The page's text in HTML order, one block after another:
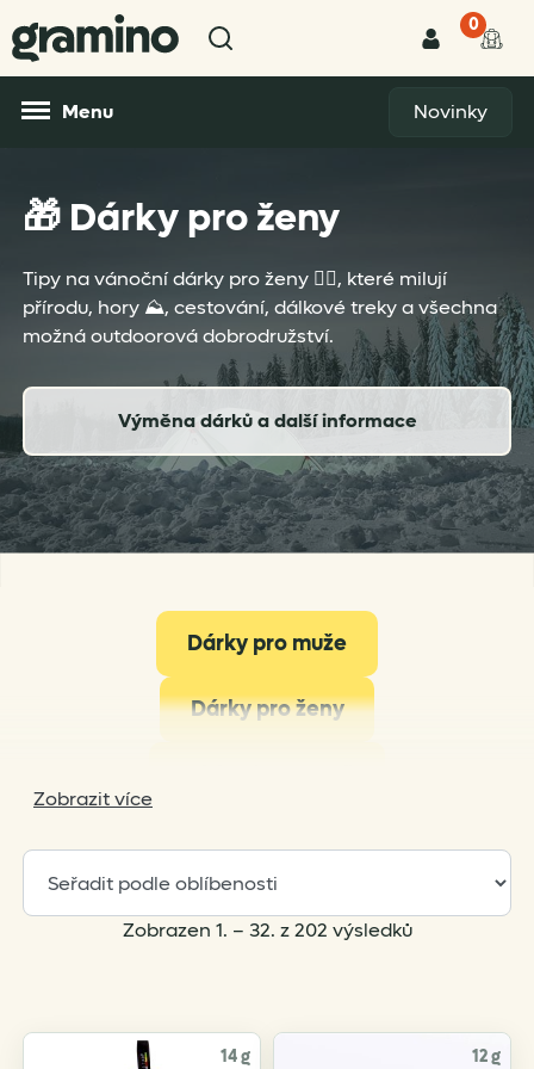
0
Menu Novinky
🎁 Dárky pro ženy
Tipy na vánoční dárky pro ženy 💁‍♀️, které milují
přírodu, hory ⛰️, cestování, dálkové treky a všechna
možná outdoorová dobrodružství.
Výměna dárků a další informace
Dárky pro muže
Dárky pro ženy
Připravili jsme pro tebe spoustu tipů na vánoční
dárky pro všechny tvé milované! Ať už se jedná o
partnery, rodiče, sourozence nebo kamarády, ve
cestuje, miluje hory, dálkové treky nebo třeba chodí
jen na jednodenní výlety do přírody. V
tomto článku
Zobrazit více
Zobrazen 1. – 32. z 202 výsledkůSorted
14 g 12 g